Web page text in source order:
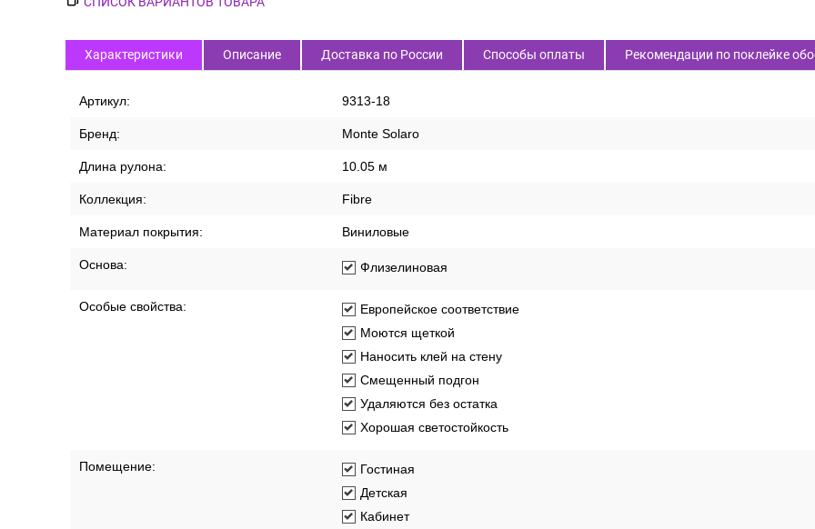
Характеристики Описание Доставка по России Способы оплаты Рекомендации по поклейке
Артикул: 9313-18
Бренд: Monte Solaro
Длина рулона: 10.05 м
Коллекция: Fibre
Материал покрытия: Виниловые
Основа: Флизелиновая
Особые свойства:
Европейское соответствие
Моются щеткой
Наносить клей на стену
Смещенный подгон
Удаляются без остатка
Хорошая светостойкость
Помещение:
Гостиная
Детская
Кабинет